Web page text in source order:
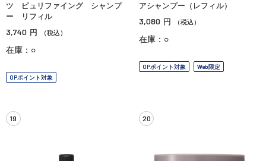
ツ ピュリファイング シャンプ
ー リフィル
3,740 円 （税込）
在庫：○
OPポイント対象
アシャンプー（レフィル）
3,080 円 （税込）
在庫：○
OPポイント対象 Web限定
19 20